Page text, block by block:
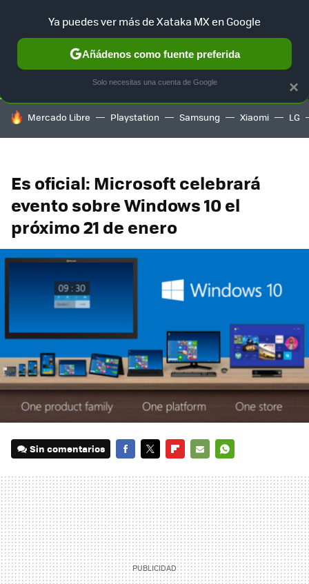
SELECCIÓN GAMING HOME AUTO TERRITORIO
HOY SE HABLA DE
Mercado Libre Playstation Samsung Xiaomi LG
Es oficial: Microsoft celebrará
evento sobre Windows 10 el
próximo 21 de enero
Sin comentarios
MAIL
×
Ya puedes ver más de Xataka MX en Google
Añádenos como fuente preferida
Solo necesitas una cuenta de Google